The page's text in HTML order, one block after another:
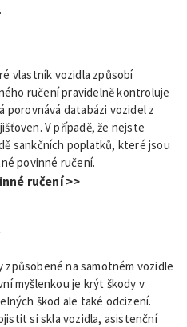
vlastník vozidla způsobí
ručení pravidelně kontroluje
databázi vozidel z
V případě, že nejste
sankčních poplatků, které jsou
povinné ručení.
ručení >>
způsobené na samotném vozidle
myšlenkou je krýt škody v
škod ale také odcizení.
si skla vozidla, asistenční